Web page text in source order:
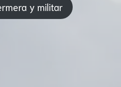
y militar